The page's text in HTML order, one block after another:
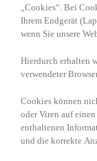
„Cookies“. Bei
Ihrem Endgerät
wenn Sie unsere
Hierdurch erhalten
verwendeter
Cookies können
oder Viren auf
enthaltenen
und die korrekte